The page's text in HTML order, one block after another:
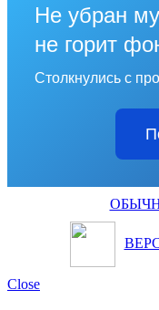
Не убран
не горит
Столкнулись с
Close